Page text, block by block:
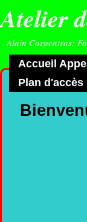
Atelier
Alain Carpentras:
Accueil
Plan d'accès